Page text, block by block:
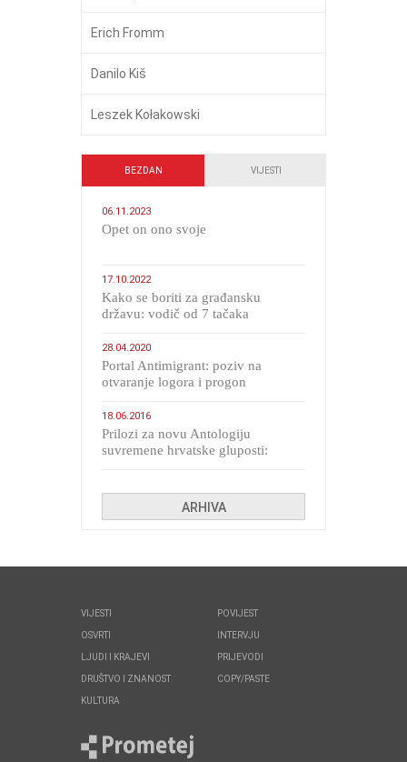
Erich Fromm
Danilo Kiš
Leszek Kołakowski
BEZDAN VIJESTI
06.11.2023
​Opet on ono svoje
17.10.2022
Kako se boriti za građansku
državu: vodič od 7 tačaka
28.04.2020
Portal Antimigrant: poziv na
otvaranje logora i progon
18.06.2016
Prilozi za novu Antologiju
suvremene hrvatske gluposti:
ARHIVA
VIJESTI
OSVRTI
LJUDI I KRAJEVI
DRUŠTVO I ZNANOST
KULTURA
POVIJEST
INTERVJU
PRIJEVODI
COPY/PASTE